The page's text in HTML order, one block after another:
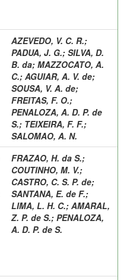
AZEVEDO, V. C. R.;
PADUA, J. G.; SILVA, D.
B. da; MAZZOCATO, A.
C.; AGUIAR, A. V. de;
SOUSA, V. A. de;
FREITAS, F. O.;
PENALOZA, A. D. P. de
S.; TEIXEIRA, F. F.;
SALOMAO, A. N.
FRAZAO, H. da S.;
COUTINHO, M. V.;
CASTRO, C. S. P. de;
SANTANA, E. de F.;
LIMA, L. H. C.; AMARAL,
Z. P. de S.; PENALOZA,
A. D. P. de S.